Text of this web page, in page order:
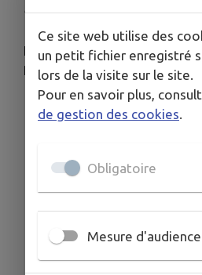
Publié le lundi 04 mai 2026 -
La nouvelle plaquette 2026
Renaudies est arrivée.
Ce site web utilise des
un petit fichier enregistré
lors de la visite sur le site.
Pour en savoir plus,
de gestion des cookies.
Obligatoire
Mesure